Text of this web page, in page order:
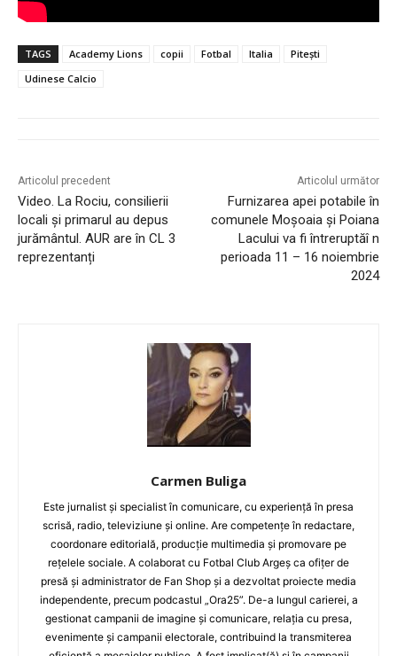
TAGS Academy Lions copii Fotbal Italia
Pitești
Udinese Calcio
Articolul precedent
Video. La Rociu, consilierii
locali și primarul au depus
jurământul. AUR are în CL 3
reprezentanți
Articolul următor
Furnizarea apei potabile în
comunele Moșoaia și Poiana
Lacului va fi întreruptăî n
perioada 11 – 16 noiembrie
2024
Carmen Buliga
Este jurnalist și specialist în comunicare, cu experiență în presa
scrisă, radio, televiziune și online. Are competențe în redactare,
coordonare editorială, producție multimedia și promovare pe
rețelele sociale. A colaborat cu Fotbal Club Argeș ca ofițer de
presă și administrator de Fan Shop și a dezvoltat proiecte media
independente, precum podcastul „Ora25”. De-a lungul carierei, a
gestionat campanii de imagine și comunicare, relația cu presa,
evenimente și campanii electorale, contribuind la transmiterea